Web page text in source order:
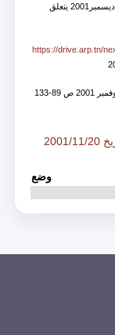
قانون عدد 117 لسنة 2001 مؤرخ في 06 ديسمبر2001 يتعلق
https://drive.arp.tn/
وضع